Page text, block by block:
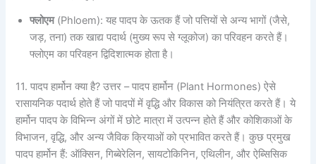
फ्लोएम(Phloem): यह पादप के ऊतक हैं जो पत्तियों से अन्य भागों (जैसे,
जड़, तना) तक खाद्य पदार्थ (मुख्य रूप से ग्लूकोज) का परिवहन करते हैं।
फ्लोएम का परिवहन द्विदिशात्मक होता है।
11. पादप हार्मोन क्या है? उत्तर – पादप हार्मोन (Plant Hormones) ऐसे
रासायनिक पदार्थ होते हैं जो पादपों में वृद्धि और विकास को नियंत्रित करते हैं। ये
हार्मोन पादप के विभिन्न अंगों में छोटे मात्रा में उत्पन्न होते हैं और कोशिकाओं के
विभाजन, वृद्धि, और अन्य जैविक क्रियाओं को प्रभावित करते हैं। कुछ प्रमुख
पादप हार्मोन हैं: ऑक्सिन, गिब्बेरेलिन, सायटोकिनिन, एथिलीन, और ऐब्सिसिक